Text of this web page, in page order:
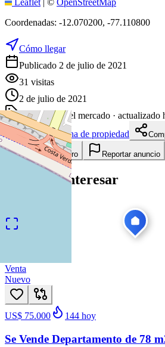
Coordenadas: -12.070200, -77.110800
Cómo llegar
Publicado 2 de julio de 2021
31 visitas
2 de julio de 2021
1863 días en el mercado · actualizado
Descargar ficha de propiedad
Añadir a tablero Reportar anuncio
Te puede interesar
Venta
Nuevo
US$ 75.000 144 hoy
Se Vende Departamento de 78